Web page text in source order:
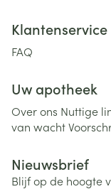
Klantenservice
FAQ
Uw apotheek
Over ons Nuttige
van wacht
Nieuwsbrief
Blijf op de hoogte